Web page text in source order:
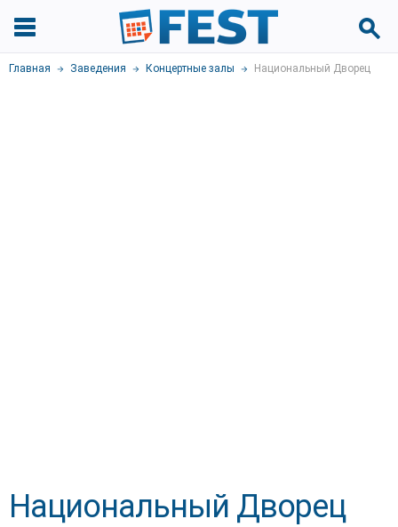
Главная Заведения Концертные залы Национальный Дворец
Национальный Дворец